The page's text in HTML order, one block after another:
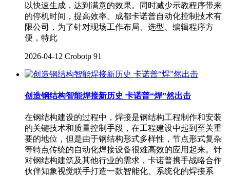
以快速生成，达到满意的效果。同时减少示教程序带来
的停机时间，提高效率。成都卡诺普自动化控制技术有
限公司，为了针对现场工作布局、选型、编辑程序方
便，特此
2026-04-12 Crobotp 91
创造钢结构智能焊接新历史 卡诺普“焊”然出击
在钢结构建设的过程中，焊接是钢结构工程制作和安装
的关键技术和质量控制手段，在工程建设中起到至关重
要的地位，但是由于钢结构形式多样性，节点形式复杂
等特点传统的自动化焊接设备很难高效的应用起来。针
对钢结构建筑及其他行业的需求，卡诺普携手战略合作
伙伴知象视觉联手打造一款智能化、系统化的焊接系